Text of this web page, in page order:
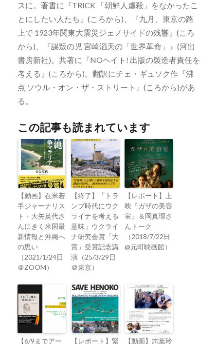
スに。著書に『TRICK 「朝鮮人虐殺」をなかったこ
とにしたい人たち』(ころから)、『九月、東京の路
上で 1923年関東大震災ジェノサイドの残響』(ころ
から)、『謀叛の児 宮崎滔天の「世界革命」』(河出
書房新社)。共著に『NOヘイト! 出版の製造者責任を
考える』(ころから)。翻訳にチェ・ギュソク作『沸
点 ソウル・オン・ザ・ストリート』(ころから)があ
る。
この記事も読まれています
【動画】在米若
手ジャーナリス
ト・大矢英代さ
んにきく米国最
新情報と沖縄へ
の思い
（2021/1/24日
＠ZOOM）
【終了】「トラ
ンプ時代にウク
ライナを考える
意味」ウクライ
ナ研究会賞「大
賞」受賞記念講
演（25/3/29日
＠東京）
【レポート】上
映『ガザの美容
室』＆岡真理さ
んトーク
（2018/7/22日
@元町映画館）
【6/9までアー 【レポート】緊 【動画】志葉玲